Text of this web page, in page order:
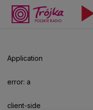
Application
error: a
client-side
aby
odtwarzać.